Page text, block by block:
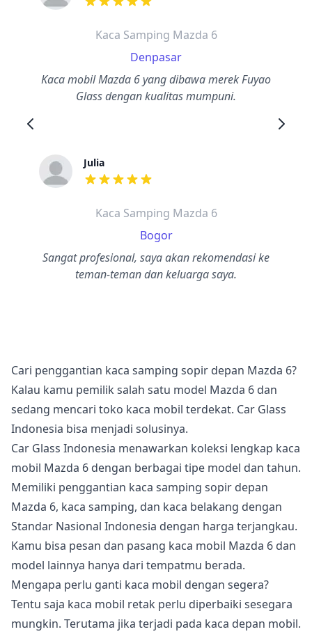
dari ulasan adalah bintang lima
Kaca Samping Mazda 6
Denpasar
Kaca mobil Mazda 6 yang dibawa merek Fuyao
Glass dengan kualitas mumpuni.
Julia
dari ulasan adalah bintang lima
Kaca Samping Mazda 6
Bogor
Sangat profesional, saya akan rekomendasi ke
teman-teman dan keluarga saya.
Cari penggantian kaca samping sopir depan Mazda 6?
Kalau kamu pemilik salah satu model Mazda 6 dan
sedang mencari toko kaca mobil terdekat. Car Glass
Indonesia bisa menjadi solusinya.
Car Glass Indonesia menawarkan koleksi lengkap kaca
mobil Mazda 6 dengan berbagai tipe model dan tahun.
Memiliki penggantian kaca samping sopir depan
Mazda 6, kaca samping, dan kaca belakang dengan
Standar Nasional Indonesia dengan harga terjangkau.
Kamu bisa pesan dan pasang kaca mobil Mazda 6 dan
model lainnya hanya dari tempatmu berada.
Mengapa perlu ganti kaca mobil dengan segera?
Tentu saja kaca mobil retak perlu diperbaiki sesegara
mungkin. Terutama jika terjadi pada kaca depan mobil.